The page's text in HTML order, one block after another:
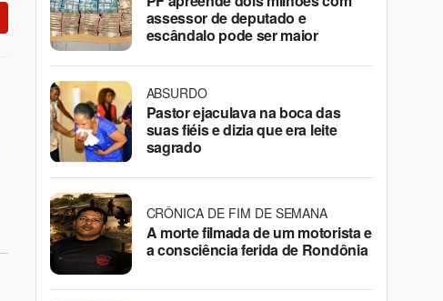
assessor de deputado e
escândalo pode ser maior
ABSURDO
Pastor ejaculava na boca das
suas fiéis e dizia que era leite
sagrado
CRÔNICA DE FIM DE SEMANA
A morte filmada de um motorista e
a consciência ferida de Rondônia